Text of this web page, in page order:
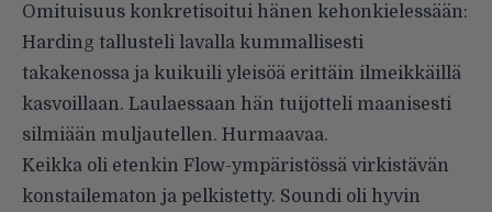
Omituisuus konkretisoitui hänen kehonkielessään:
Harding tallusteli lavalla kummallisesti
takakenossa ja kuikuili yleisöä erittäin ilmeikkäillä
kasvoillaan. Laulaessaan hän tuijotteli maanisesti
silmiään muljautellen. Hurmaavaa.
Keikka oli etenkin Flow-ympäristössä virkistävän
konstailematon ja pelkistetty. Soundi oli hyvin